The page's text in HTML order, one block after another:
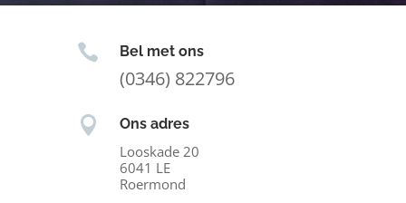
 Bel met ons
(0346) 822796
 Ons adres
Looskade 20
6041 LE
Roermond